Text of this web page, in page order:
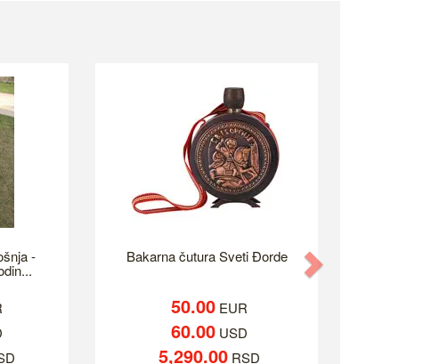
- Bakarna čutura Sveti Đorde
50.00EUR
60.00USD
5,290.00RSD